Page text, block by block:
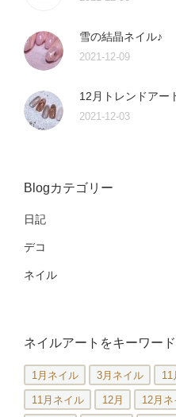
雪の結晶ネイル♪
2021-12-09
12月トレンドア
2021-12-03
Blogカテゴリー
日記
デコ
ネイル
ネイルアートをキーワー
1月ネイル 3月ネイル 11
11月ネイル 12月 12月ネ